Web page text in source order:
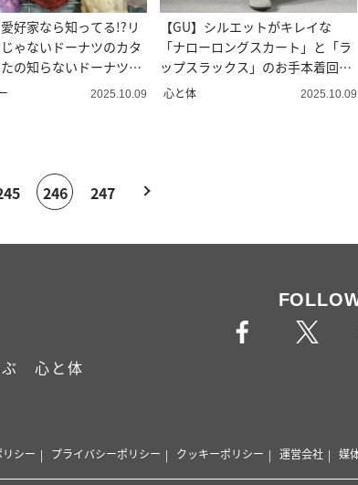
好家なら知ってる!?リ
ゃないドーナツのカタ
の知らないドーナツの
2025.10.09
【GU】シルエットがキレイな
「ナローロングスカート」と「ラ
ップスラックス」のお手本着回し
コーデ
心と体 2025.10.09
246 247
心と体
シー プライバシーポリシー クッキーポリシー 運営会社 媒